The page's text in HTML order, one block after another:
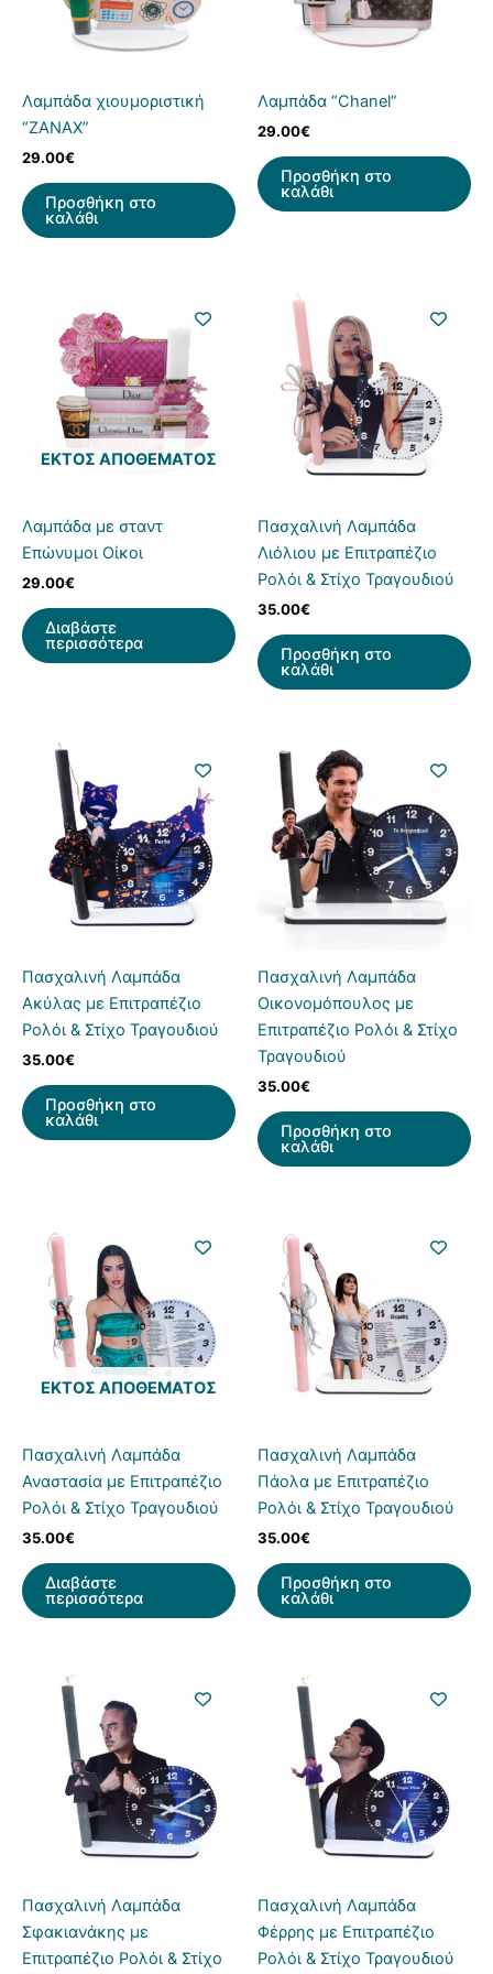
Λαμπάδα χιουμοριστική
“ZANAX”
29.00€
Προσθήκη στο
καλάθι
Λαμπάδα “Chanel”
29.00€
Προσθήκη στο
καλάθι
ΕΚΤΌΣ ΑΠΟΘΈΜΑΤΟΣ
Λαμπάδα με σταντ
Επώνυμοι Οίκοι
29.00€
Διαβάστε
περισσότερα
Πασχαλινή Λαμπάδα
Λιόλιου με Επιτραπέζιο
Ρολόι & Στίχο Τραγουδιού
35.00€
Προσθήκη στο
καλάθι
Πασχαλινή Λαμπάδα
Ακύλας με Επιτραπέζιο
Ρολόι & Στίχο Τραγουδιού
35.00€
Προσθήκη στο
καλάθι
Πασχαλινή Λαμπάδα
Οικονομόπουλος με
Επιτραπέζιο Ρολόι & Στίχο
Τραγουδιού
35.00€
Προσθήκη στο
καλάθι
ΕΚΤΌΣ ΑΠΟΘΈΜΑΤΟΣ
Πασχαλινή Λαμπάδα
Αναστασία με Επιτραπέζιο
Ρολόι & Στίχο Τραγουδιού
35.00€
Διαβάστε
περισσότερα
Πασχαλινή Λαμπάδα
Πάολα με Επιτραπέζιο
Ρολόι & Στίχο Τραγουδιού
35.00€
Προσθήκη στο
καλάθι
Πασχαλινή Λαμπάδα
Σφακιανάκης με
Επιτραπέζιο Ρολόι & Στίχο
Πασχαλινή Λαμπάδα
Φέρρης με Επιτραπέζιο
Ρολόι & Στίχο Τραγουδιού